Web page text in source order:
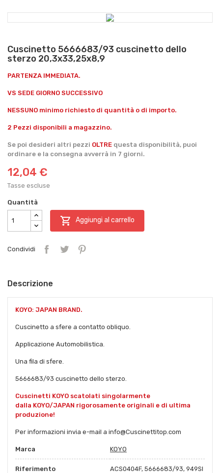
Cuscinetto 5666683/93 cuscinetto dello
sterzo 20,3x33,25x8,9
PARTENZA IMMEDIATA.
VS SEDE GIORNO SUCCESSIVO
NESSUNO minimo richiesto di quantità o di importo.
2 Pezzi disponibili a magazzino.
Se poi desideri altri pezzi OLTRE questa disponibilità, puoi
ordinare e la consegna avverrà in 7 giorni.
12,04 €
Tasse escluse
Quantità
 Aggiungi al carrello
Condividi
Descrizione
KOYO: JAPAN BRAND.
Cuscinetto a sfere a contatto obliquo.
Applicazione Automobilistica.
Una fila di sfere.
5666683/93 cuscinetto dello sterzo.
Cuscinetti KOYO scatolati singolarmente
dalla KOYO/JAPAN rigorosamente originali e di ultima
produzione!
Per informazioni invia e-mail a info@Cuscinettitop.com
Marca KOYO
Riferimento ACS0404F, 5666683/93, 949SI